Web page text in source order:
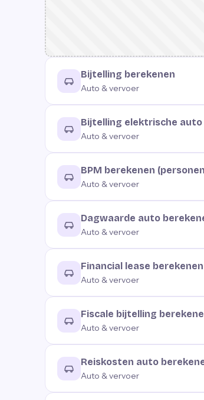
Bijtelling berekenen
Auto & vervoer
Bijtelling elektrische auto
Auto & vervoer
BPM berekenen
Auto & vervoer
Dagwaarde auto
Auto & vervoer
Financial lease berekenen
Auto & vervoer
Fiscale bijtelling
Auto & vervoer
Reiskosten auto
Auto & vervoer